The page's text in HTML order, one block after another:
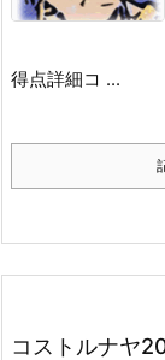
得点詳細コ ...
コストルナヤ